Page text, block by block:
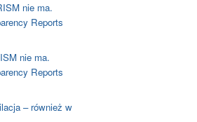
nie ma.
Reports
nie ma.
Reports
– również w